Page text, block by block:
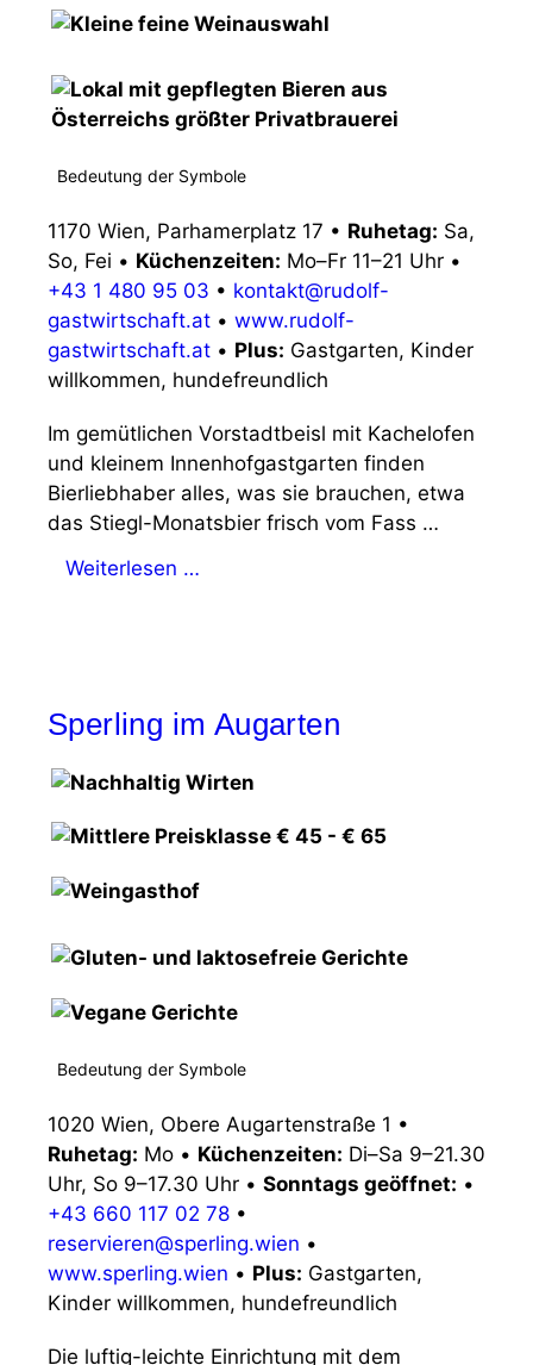
Bedeutung der Symbole
1170 Wien, Parhamerplatz 17 • Ruhetag: Sa,
So, Fei • Küchenzeiten: Mo–Fr 11–21 Uhr •
+43 1 480 95 03 • kontakt@rudolf-
gastwirtschaft.at • www.rudolf-
gastwirtschaft.at • Plus: Gastgarten, Kinder
willkommen, hundefreundlich
Im gemütlichen Vorstadtbeisl mit Kachelofen
und kleinem Innenhofgastgarten finden
Bierliebhaber alles, was sie brauchen, etwa
das Stiegl-Monatsbier frisch vom Fass …
Weiterlesen …
Sperling im Augarten
Bedeutung der Symbole
1020 Wien, Obere Augartenstraße 1 •
Ruhetag: Mo • Küchenzeiten: Di–Sa 9–21.30
Uhr, So 9–17.30 Uhr • Sonntags geöffnet: •
+43 660 117 02 78 •
reservieren@sperling.wien •
www.sperling.wien • Plus: Gastgarten,
Kinder willkommen, hundefreundlich
Die luftig-leichte Einrichtung mit dem